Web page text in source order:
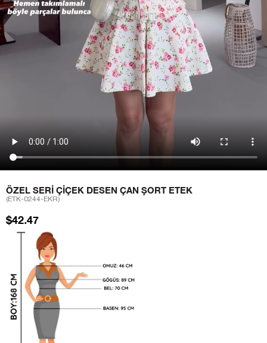
ÖZEL SERI ÇIÇEK DESEN ÇAN ŞORT ETEK
(ETK-0244-EKR)
$42.47